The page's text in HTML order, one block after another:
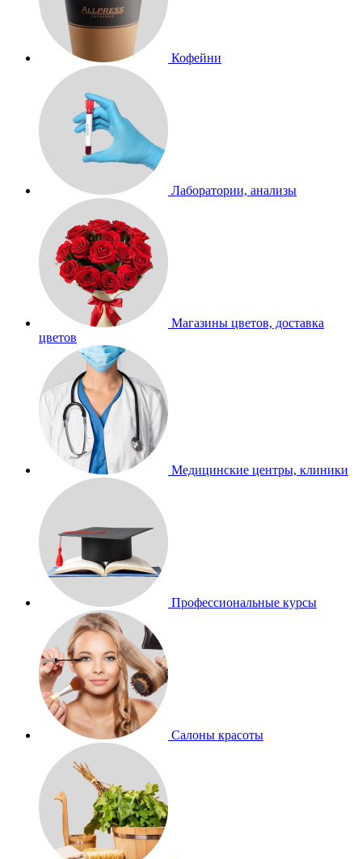
Кофейни
Лаборатории, анализы
Магазины цветов, доставка
цветов
Медицинские центры, клиники
Профессиональные курсы
Салоны красоты